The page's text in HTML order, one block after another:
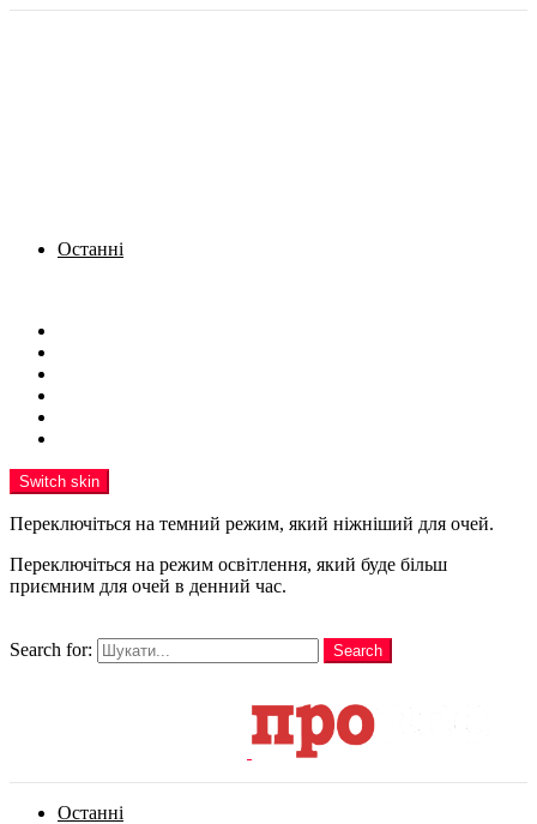
Останні
Switch skin
Переключіться на темний режим, який ніжніший для очей.
Переключіться на режим освітлення, який буде більш
приємним для очей в денний час.
Search for:
Search
Останні